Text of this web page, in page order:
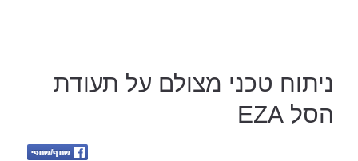
ניתוח טכני מצולם על תעודת
הסל EZA